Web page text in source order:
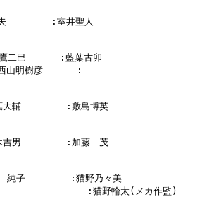
夫        :室井聖人
二巳      :藍葉古卯
明樹彦      :
輔        :敷島博英
男        :加藤　茂
子        :猫野乃々美
:猫野輪太(メカ作監)